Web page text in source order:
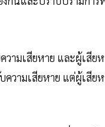
ามเสียหาย และผู้เสีย
วามเสียหาย แต่ผู้เสียห